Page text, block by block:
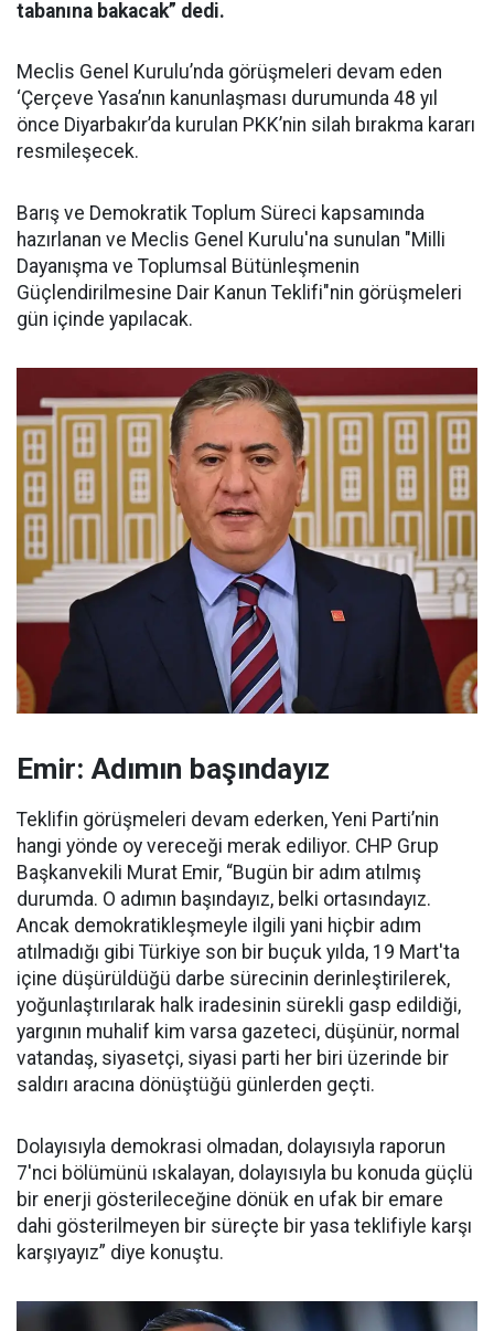
tabanına bakacak” dedi.
Meclis Genel Kurulu’nda görüşmeleri devam eden
‘Çerçeve Yasa’nın kanunlaşması durumunda 48 yıl
önce Diyarbakır’da kurulan PKK’nin silah bırakma kararı
resmileşecek.
Barış ve Demokratik Toplum Süreci kapsamında
hazırlanan ve Meclis Genel Kurulu'na sunulan "Milli
Dayanışma ve Toplumsal Bütünleşmenin
Güçlendirilmesine Dair Kanun Teklifi"nin görüşmeleri
gün içinde yapılacak.
Emir: Adımın başındayız
Teklifin görüşmeleri devam ederken, Yeni Parti’nin
hangi yönde oy vereceği merak ediliyor. CHP Grup
Başkanvekili Murat Emir, “Bugün bir adım atılmış
durumda. O adımın başındayız, belki ortasındayız.
Ancak demokratikleşmeyle ilgili yani hiçbir adım
atılmadığı gibi Türkiye son bir buçuk yılda, 19 Mart'ta
içine düşürüldüğü darbe sürecinin derinleştirilerek,
yoğunlaştırılarak halk iradesinin sürekli gasp edildiği,
yargının muhalif kim varsa gazeteci, düşünür, normal
vatandaş, siyasetçi, siyasi parti her biri üzerinde bir
saldırı aracına dönüştüğü günlerden geçti.
Dolayısıyla demokrasi olmadan, dolayısıyla raporun
7'nci bölümünü ıskalayan, dolayısıyla bu konuda güçlü
bir enerji gösterileceğine dönük en ufak bir emare
dahi gösterilmeyen bir süreçte bir yasa teklifiyle karşı
karşıyayız” diye konuştu.